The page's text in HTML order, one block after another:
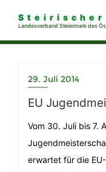
Steirischer
Landesverband Steiermark des
29. Juli 2014
EU
Vom 30. Juli bis 7.
erwartet für die